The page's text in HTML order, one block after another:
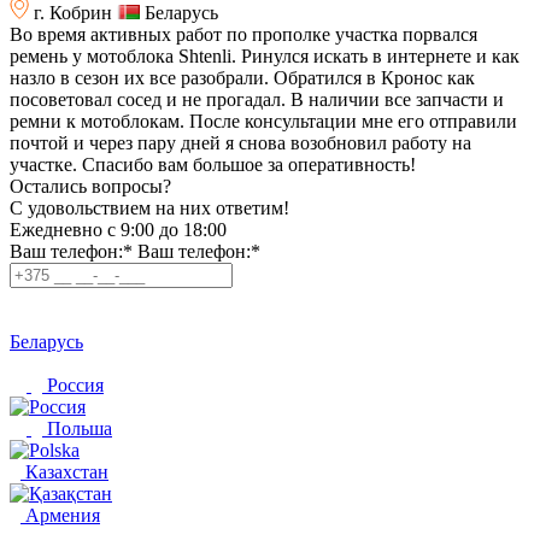
г. Кобрин
Беларусь
Во время активных работ по прополке участка порвался
ремень у мотоблока Shtenli. Ринулся искать в интернете и как
назло в сезон их все разобрали. Обратился в Кронос как
посоветовал сосед и не прогадал. В наличии все запчасти и
ремни к мотоблокам. После консультации мне его отправили
почтой и через пару дней я снова возобновил работу на
участке. Спасибо вам большое за оперативность!
Остались вопросы?
C удовольствием на них ответим!
Ежедневно с 9:00 до 18:00
Ваш телефон:* Ваш телефон:*
Беларусь
Россия
Польша
Казахстан
Армения